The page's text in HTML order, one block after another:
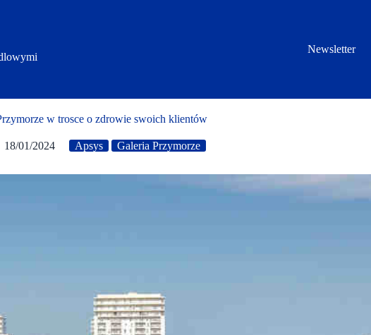
Newsletter
w trosce o zdrowie swoich klientów
18/01/2024 Apsys Galeria Przymorze